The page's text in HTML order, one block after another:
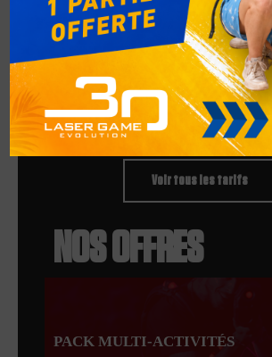
Réserver
Voir tous les tarifs
NOS OFFRES
PACK MULTI-ACTIVITÉS